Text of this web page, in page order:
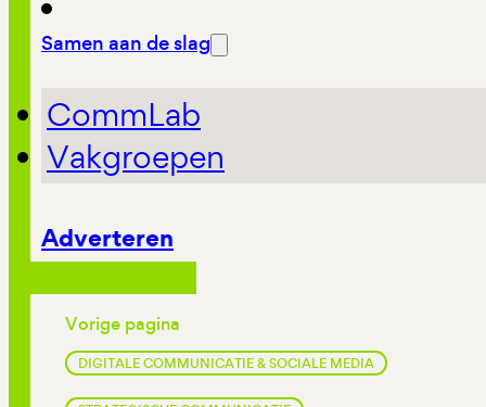
Samen aan de slag
CommLab
Vakgroepen
Adverteren
Vorige pagina
DIGITALE COMMUNICATIE & SOCIALE MEDIA